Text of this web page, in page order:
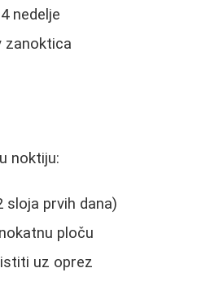
nedelje
zanoktica
noktiju:
sloja prvih dana)
ploču
uz oprez